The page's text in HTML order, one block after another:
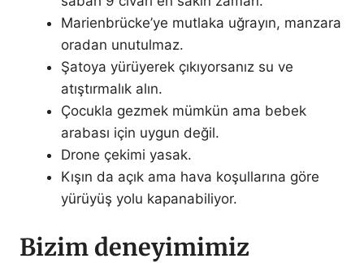
Marienbrücke’ye mutlaka uğrayın, manzara
oradan unutulmaz.
Şatoya yürüyerek çıkıyorsanız su ve
atıştırmalık alın.
Çocukla gezmek mümkün ama bebek
arabası için uygun değil.
Drone çekimi yasak.
Kışın da açık ama hava koşullarına göre
yürüyüş yolu kapanabiliyor.
Bizim deneyimimiz